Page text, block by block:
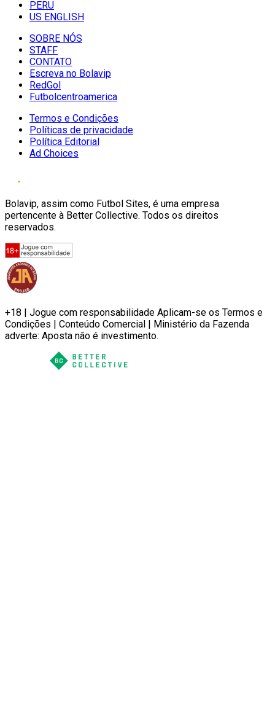
PERU
US ENGLISH
SOBRE NÓS
STAFF
CONTATO
Escreva no Bolavip
RedGol
Futbolcentroamerica
Termos e Condições
Políticas de privacidade
Política Editorial
Ad Choices
Bolavip, assim como Futbol Sites, é uma empresa
pertencente à Better Collective. Todos os direitos
reservados.
+18 | Jogue com responsabilidade Aplicam-se os Termos e
Condições | Conteúdo Comercial | Ministério da Fazenda
adverte: Aposta não é investimento.